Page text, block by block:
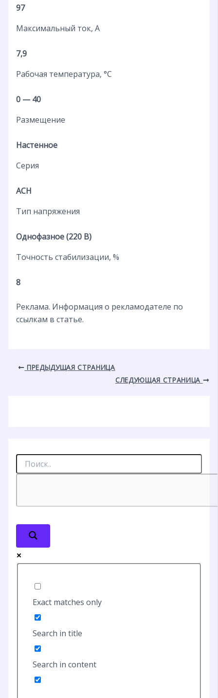
97
Максимальный ток, А
7,9
Рабочая температура, °C
0 — 40
Размещение
Настенное
Серия
АСН
Тип напряжения
Однофазное (220 В)
Точность стабилизации, %
8
Реклама. Информация о рекламодателе по
ссылкам в статье.
ПРЕДЫДУЩАЯ СТРАНИЦА
СЛЕДУЮЩАЯ СТРАНИЦА
Exact matches only
Search in title
Search in content